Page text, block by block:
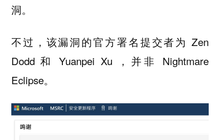
洞。
不过，该漏洞的官方署名提交者为 Zen
Dodd 和 Yuanpei Xu ，并非 Nightmare
Eclipse。